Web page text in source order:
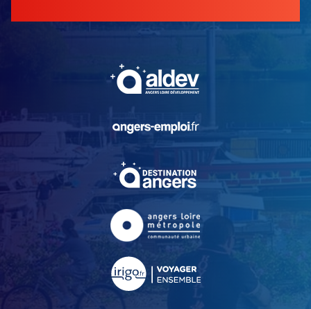
, Ouvre une nouvelle
, Ouvre une nouvelle